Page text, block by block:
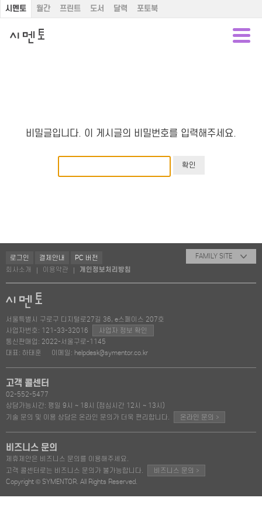
시멘토 월간 프린트 도서 달력 포토북
비밀글입니다. 이 게시글의 비밀번호를 입력해주세요.
로그인 결제안내
PC 버전
회사소개
이용약관 개인정보처리방침
FAMILY SITE
서울특별시 구로구 디지털로27길 36, e스페이스 207호
사업자번호: 121-33-32016
사업자 정보 확인
통신판매업: 2022-서울구로-1145
대표: 하태훈
이메일: helpdesk@symentor.co.kr
고객 콜센터
02-552-5477
상담가능시간: 평일 9시 ~ 18시 (점심시간 12시 ~ 13시)
기술 문의 및 이용 상담은 온라인 문의가 더욱 편리합니다.
온라인 문의 >
비즈니스 문의
제휴제안은 비즈니스 문의를 이용해주세요.
고객 콜센터로는 비즈니스 문의가 불가능합니다.
비즈니스 문의 >
Copyright © SYMENTOR. All Rights Reserved.